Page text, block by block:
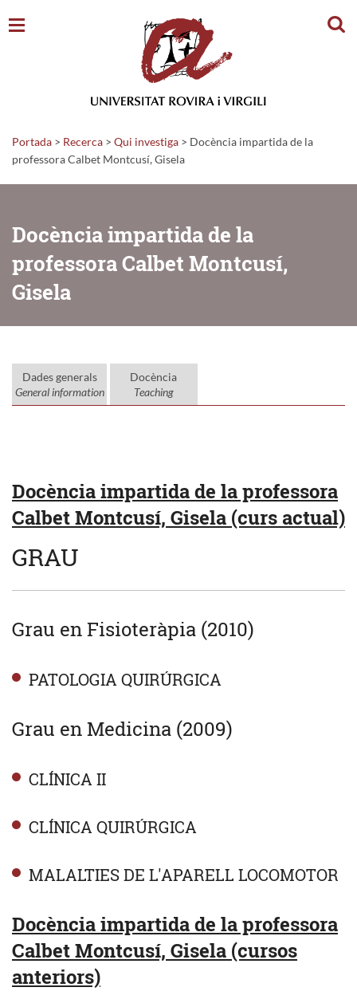
Portada > Recerca > Qui investiga > Docència impartida de la
professora Calbet Montcusí, Gisela
Docència impartida de la
professora Calbet Montcusí,
Gisela
Dades generals
General information
Docència
Teaching
Docència impartida de la professora
Calbet Montcusí, Gisela (curs actual)
GRAU
Grau en Fisioteràpia (2010)
PATOLOGIA QUIRÚRGICA
Grau en Medicina (2009)
CLÍNICA II
CLÍNICA QUIRÚRGICA
MALALTIES DE L'APARELL LOCOMOTOR
Docència impartida de la professora
Calbet Montcusí, Gisela (cursos
anteriors)